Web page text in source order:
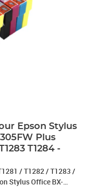
Epson Stylus
Plus
T1284 -
/ T1282 / T1283 /
Stylus Office BX-